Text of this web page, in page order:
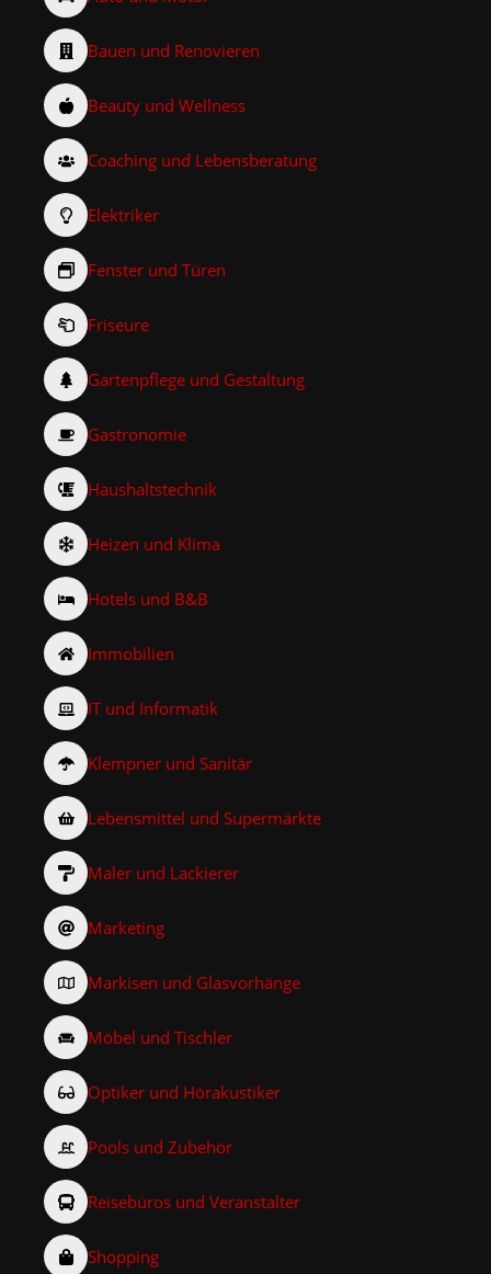
Bauen und Renovieren
Beauty und Wellness
Coaching und Lebensberatung
Elektriker
Fenster und Türen
Friseure
Gartenpflege und Gestaltung
Gastronomie
Haushaltstechnik
Heizen und Klima
Hotels und B&B
Immobilien
IT und Informatik
Klempner und Sanitär
Lebensmittel und Supermärkte
Maler und Lackierer
Marketing
Markisen und Glasvorhänge
Möbel und Tischler
Optiker und Hörakustiker
Pools und Zubehör
Reisebüros und Veranstalter
Shopping